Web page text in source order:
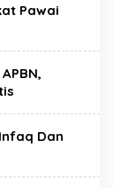
Pawai
Dan